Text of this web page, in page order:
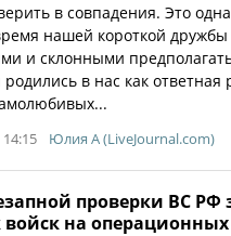
в совпадения. Это
нашей короткой
и склонными
в нас как
Юлия A (LiveJournal.com)
проверки ВС РФ
войск на